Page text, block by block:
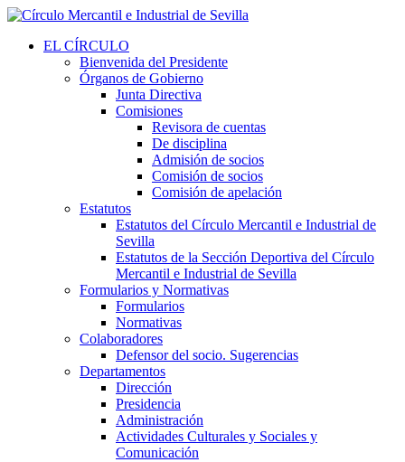
EL CÍRCULO
Bienvenida del Presidente
Órganos de Gobierno
Junta Directiva
Comisiones
Revisora de cuentas
De disciplina
Admisión de socios
Comisión de socios
Comisión de apelación
Estatutos
Estatutos del Círculo Mercantil e Industrial de
Sevilla
Estatutos de la Sección Deportiva del Círculo
Mercantil e Industrial de Sevilla
Formularios y Normativas
Formularios
Normativas
Colaboradores
Defensor del socio. Sugerencias
Departamentos
Dirección
Presidencia
Administración
Actividades Culturales y Sociales y
Comunicación